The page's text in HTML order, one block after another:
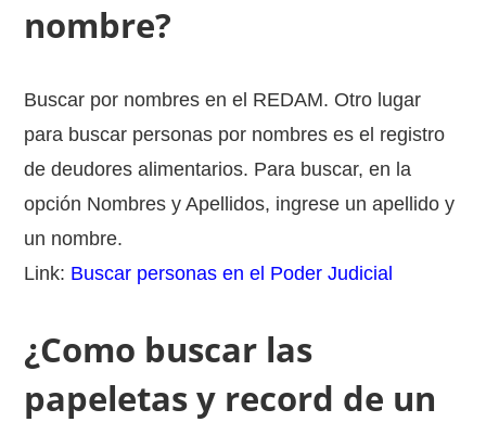
nombre?
Buscar por nombres en el REDAM. Otro lugar
para buscar personas por nombres es el registro
de deudores alimentarios. Para buscar, en la
opción Nombres y Apellidos, ingrese un apellido y
un nombre.
Link: Buscar personas en el Poder Judicial
¿Como buscar las
papeletas y record de un